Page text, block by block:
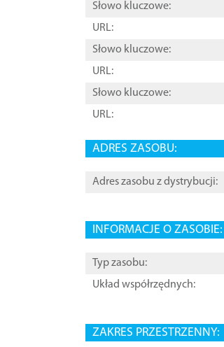
Słowo kluczowe:
URL:
Słowo kluczowe:
URL:
Słowo kluczowe:
URL:
ADRES ZASOBU:
Adres zasobu z dystrybucji:
INFORMACJE O ZASOBIE:
Typ zasobu:
Układ współrzędnych:
ZAKRES PRZESTRZENNY: